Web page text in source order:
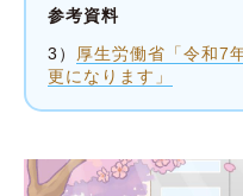
参考資料
3） 厚生労働省「令和7
更になります」